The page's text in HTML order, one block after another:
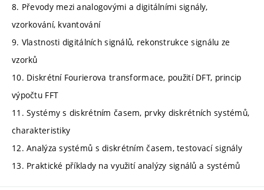
8. Převody mezi analogovými a digitálními signály,
vzorkování, kvantování
9. Vlastnosti digitálních signálů, rekonstrukce signálu ze
vzorků
10. Diskrétní Fourierova transformace, použití DFT, princip
výpočtu FFT
11. Systémy s diskrétním časem, prvky diskrétních systémů,
charakteristiky
12. Analýza systémů s diskrétním časem, testovací signály
13. Praktické příklady na využití analýzy signálů a systémů